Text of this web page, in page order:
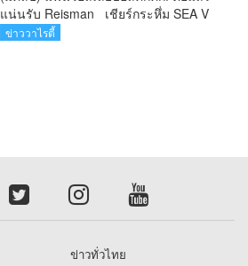
แน่นรับ Reisman เชียร์กระหึ่ม SEA V
League 2026 ที่เชียงใหม่
ข่าววาไรตี้
ข่าวทั่วไทย